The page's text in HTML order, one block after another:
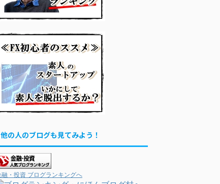
他の人のブログも見てみよう！
融・投資 ブログランキングへ